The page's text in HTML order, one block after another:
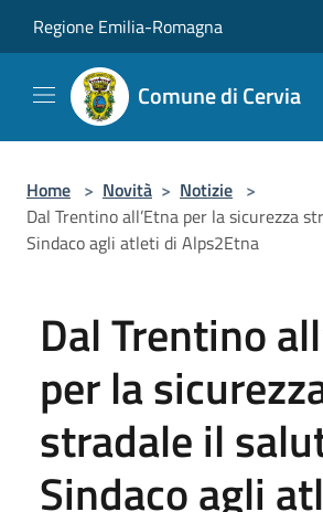
Regione Emilia-Romagna
Comune di Cervia
Home > Novità > Notizie >
Dal Trentino all’Etna per la sicurezza
Sindaco agli atleti di Alps2Etna
Dal Trentino
per la
stradale il
Sindaco agli